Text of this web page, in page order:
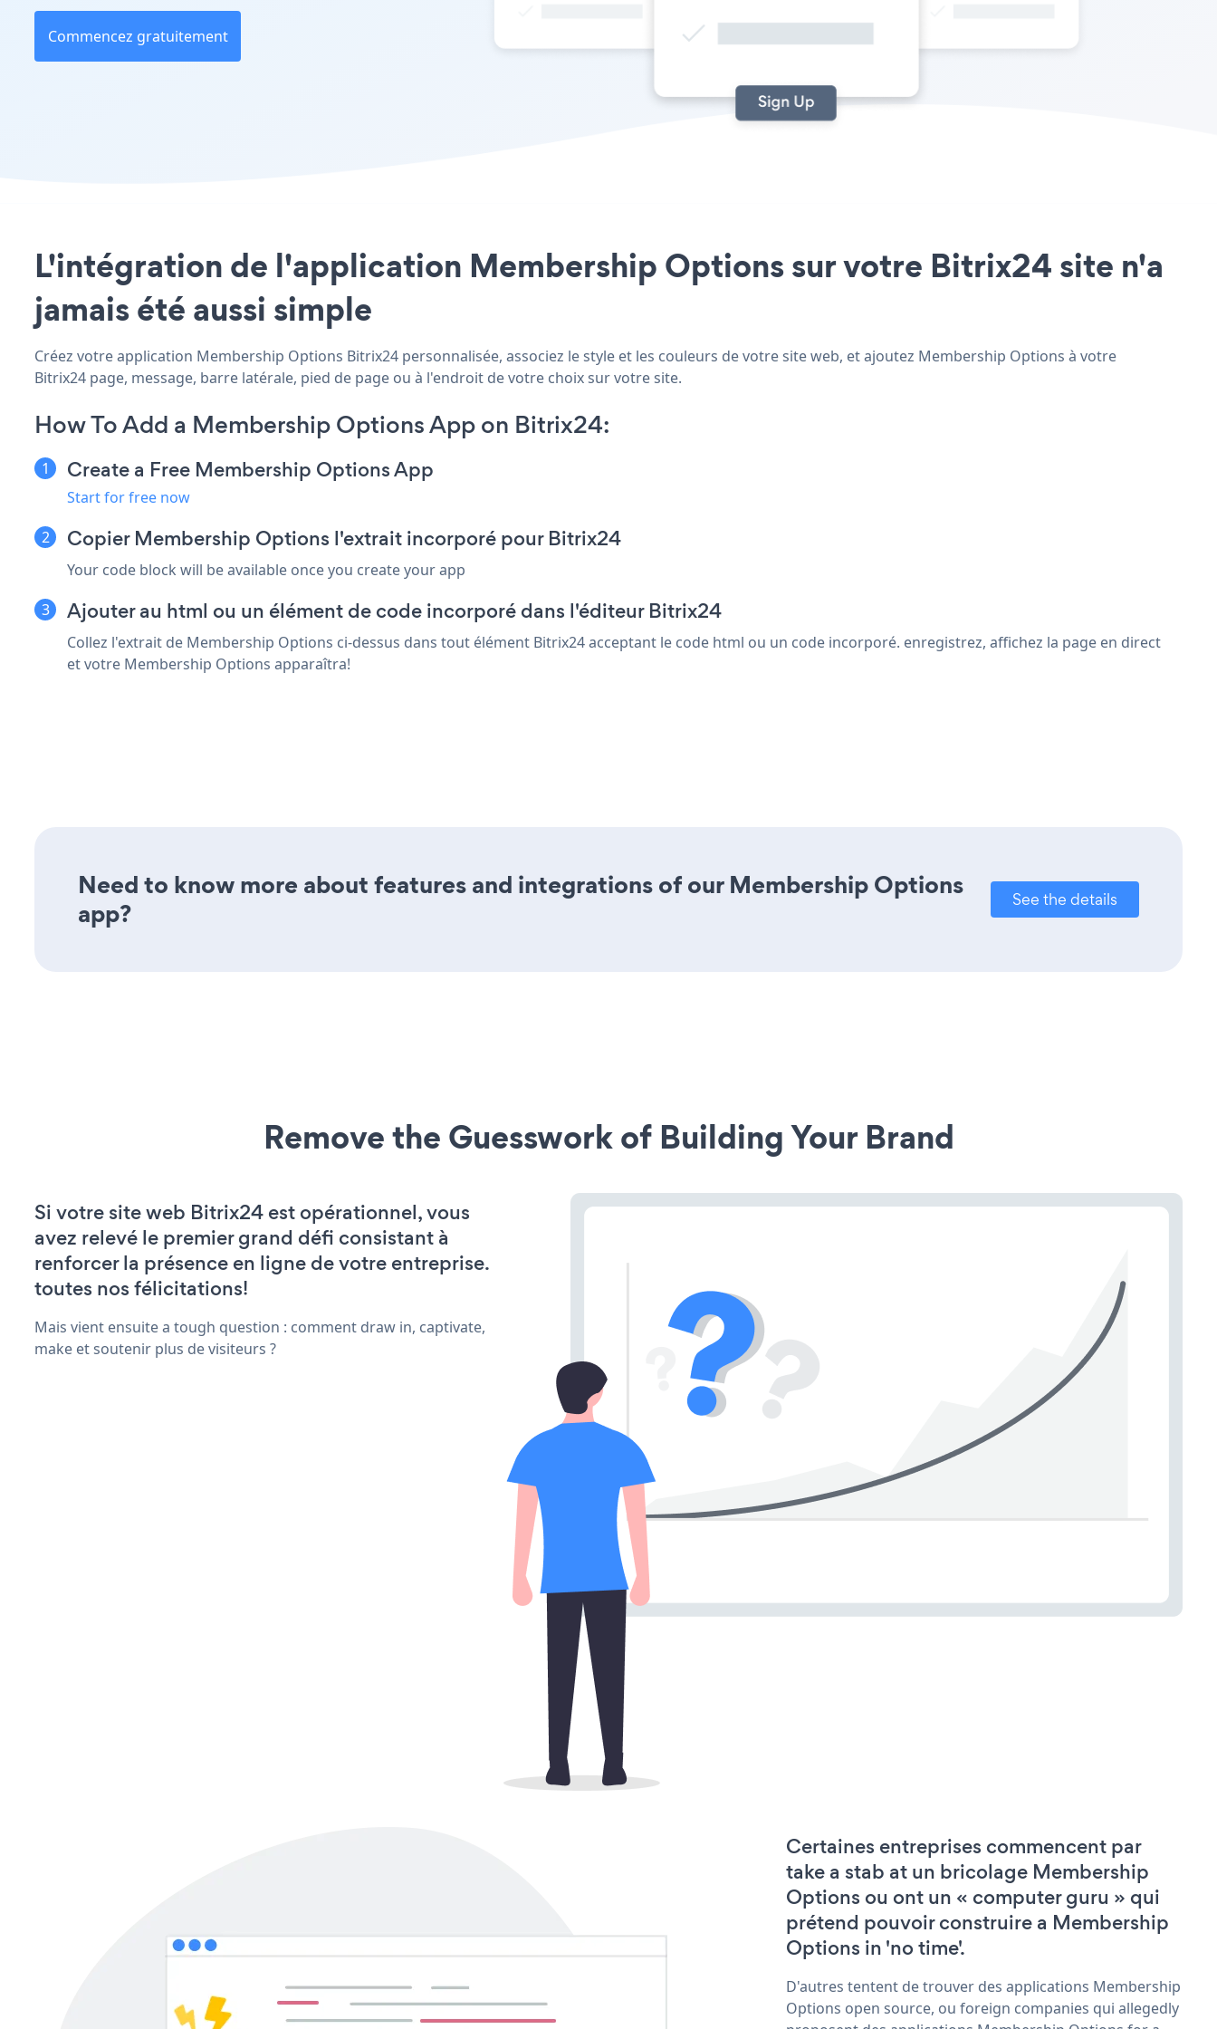
Commencez gratuitement
L'intégration de l'application Membership Options sur votre Bitrix24 site n'a
jamais été aussi simple
Créez votre application Membership Options Bitrix24 personnalisée, associez le style et les couleurs de votre site web, et ajoutez Membership Options à votre
Bitrix24 page, message, barre latérale, pied de page ou à l'endroit de votre choix sur votre site.
How To Add a Membership Options App on Bitrix24:
Create a Free Membership Options App
Start for free now
Copier Membership Options l'extrait incorporé pour Bitrix24
Your code block will be available once you create your app
Ajouter au html ou un élément de code incorporé dans l'éditeur Bitrix24
Collez l'extrait de Membership Options ci-dessus dans tout élément Bitrix24 acceptant le code html ou un code incorporé. enregistrez, affichez la page en direct
et votre Membership Options apparaîtra!
Need to know more about features and integrations of our Membership Options
app?
See the details
Remove the Guesswork of Building Your Brand
Si votre site web Bitrix24 est opérationnel, vous
avez relevé le premier grand défi consistant à
renforcer la présence en ligne de votre entreprise.
toutes nos félicitations!
Mais vient ensuite a tough question : comment draw in, captivate,
make et soutenir plus de visiteurs ?
Certaines entreprises commencent par
take a stab at un bricolage Membership
Options ou ont un « computer guru » qui
prétend pouvoir construire a Membership
Options in 'no time'.
D'autres tentent de trouver des applications Membership
Options open source, ou foreign companies qui allegedly